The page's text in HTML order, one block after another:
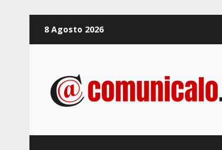
Inhalt8 Agosto 2026